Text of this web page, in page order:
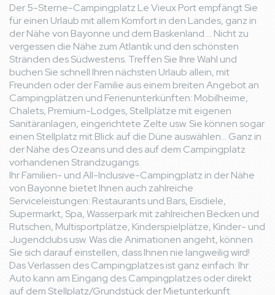
Der 5-Sterne-Campingplatz Le Vieux Port empfängt Sie
für einen Urlaub mit allem Komfort in den Landes, ganz in
der Nähe von Bayonne und dem Baskenland ... Nicht zu
vergessen die Nähe zum Atlantik und den schönsten
Stränden des Südwestens. Treffen Sie Ihre Wahl und
buchen Sie schnell Ihren nächsten Urlaub allein, mit
Freunden oder der Familie aus einem breiten Angebot an
Campingplätzen und Ferienunterkünften: Mobilheime,
Chalets, Premium-Lodges, Stellplätze mit eigenen
Sanitäranlagen, eingerichtete Zelte usw. Sie können sogar
einen Stellplatz mit Blick auf die Düne auswählen... Ganz in
der Nähe des Ozeans und des auf dem Campingplatz
vorhandenen Strandzugangs.
Ihr Familien- und All-Inclusive-Campingplatz in der Nähe
von Bayonne bietet Ihnen auch zahlreiche
Serviceleistungen: Restaurants und Bars, Eisdiele,
Supermarkt, Spa, Wasserpark mit zahlreichen Becken und
Rutschen, Multisportplätze, Kinderspielplätze, Kinder- und
Jugendclubs usw. Was die Animationen angeht, können
Sie sich darauf einstellen, dass Ihnen nie langweilig wird!
Das Verlassen des Campingplatzes ist ganz einfach: Ihr
Auto kann am Eingang des Campingplatzes oder direkt
auf dem Stellplatz/Grundstück der Mietunterkunft